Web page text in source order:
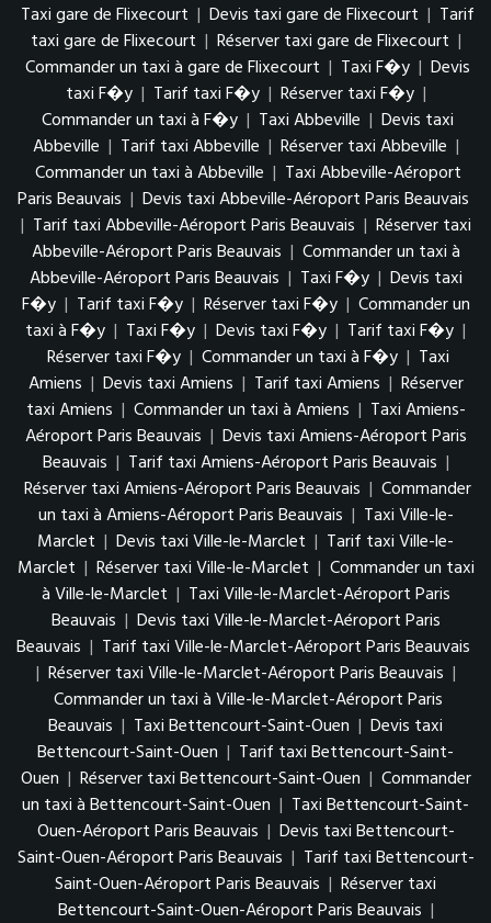
Taxi gare de Flixecourt | Devis taxi gare de Flixecourt | Tarif
taxi gare de Flixecourt | Réserver taxi gare de Flixecourt |
Commander un taxi à gare de Flixecourt | Taxi F�y | Devis
taxi F�y | Tarif taxi F�y | Réserver taxi F�y |
Commander un taxi à F�y | Taxi Abbeville | Devis taxi
Abbeville | Tarif taxi Abbeville | Réserver taxi Abbeville |
Commander un taxi à Abbeville | Taxi Abbeville-Aéroport
Paris Beauvais | Devis taxi Abbeville-Aéroport Paris Beauvais
| Tarif taxi Abbeville-Aéroport Paris Beauvais | Réserver taxi
Abbeville-Aéroport Paris Beauvais | Commander un taxi à
Abbeville-Aéroport Paris Beauvais | Taxi F�y | Devis taxi
F�y | Tarif taxi F�y | Réserver taxi F�y | Commander un
taxi à F�y | Taxi F�y | Devis taxi F�y | Tarif taxi F�y |
Réserver taxi F�y | Commander un taxi à F�y | Taxi
Amiens | Devis taxi Amiens | Tarif taxi Amiens | Réserver
taxi Amiens | Commander un taxi à Amiens | Taxi Amiens-
Aéroport Paris Beauvais | Devis taxi Amiens-Aéroport Paris
Beauvais | Tarif taxi Amiens-Aéroport Paris Beauvais |
Réserver taxi Amiens-Aéroport Paris Beauvais | Commander
un taxi à Amiens-Aéroport Paris Beauvais | Taxi Ville-le-
Marclet | Devis taxi Ville-le-Marclet | Tarif taxi Ville-le-
Marclet | Réserver taxi Ville-le-Marclet | Commander un taxi
à Ville-le-Marclet | Taxi Ville-le-Marclet-Aéroport Paris
Beauvais | Devis taxi Ville-le-Marclet-Aéroport Paris
Beauvais | Tarif taxi Ville-le-Marclet-Aéroport Paris Beauvais
| Réserver taxi Ville-le-Marclet-Aéroport Paris Beauvais |
Commander un taxi à Ville-le-Marclet-Aéroport Paris
Beauvais | Taxi Bettencourt-Saint-Ouen | Devis taxi
Bettencourt-Saint-Ouen | Tarif taxi Bettencourt-Saint-
Ouen | Réserver taxi Bettencourt-Saint-Ouen | Commander
un taxi à Bettencourt-Saint-Ouen | Taxi Bettencourt-Saint-
Ouen-Aéroport Paris Beauvais | Devis taxi Bettencourt-
Saint-Ouen-Aéroport Paris Beauvais | Tarif taxi Bettencourt-
Saint-Ouen-Aéroport Paris Beauvais | Réserver taxi
Bettencourt-Saint-Ouen-Aéroport Paris Beauvais |